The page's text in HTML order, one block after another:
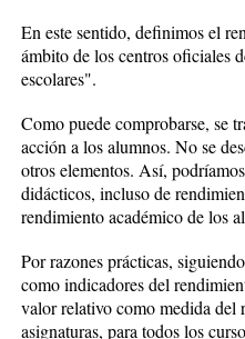
En este sentido, definimos el
ámbito de los centros oficiales
escolares".
Como puede comprobarse, se
acción a los alumnos. No se
otros elementos. Así,
didácticos, incluso de
rendimiento académico de los
Por razones prácticas,
como indicadores del
valor relativo como medida del
asignaturas, para todos los